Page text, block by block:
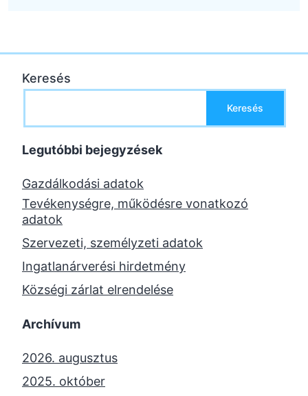
Keresés
Keresés
Legutóbbi bejegyzések
Gazdálkodási adatok
Tevékenységre, működésre vonatkozó
adatok
Szervezeti, személyzeti adatok
Ingatlanárverési hirdetmény
Községi zárlat elrendelése
Archívum
2026. augusztus
2025. október